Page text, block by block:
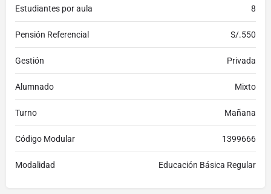
Estudiantes por aula 8
Pensión Referencial S/.550
Gestión Privada
Alumnado Mixto
Turno Mañana
Código Modular 1399666
Modalidad Educación Básica Regular